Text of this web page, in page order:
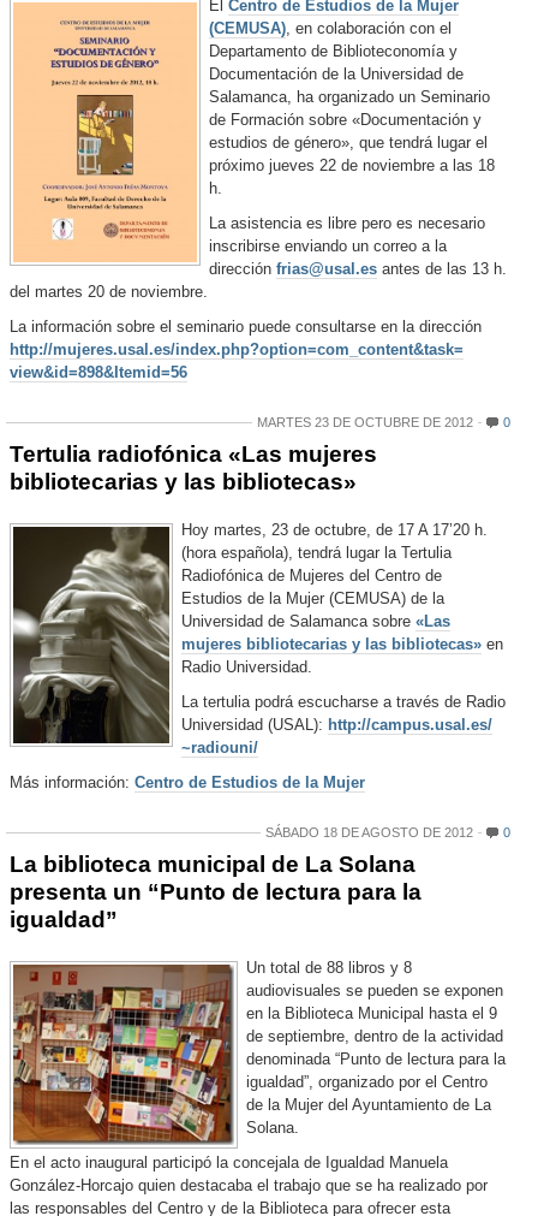
El Centro de Estudios de la Mujer
(CEMUSA), en colaboración con el
Departamento de Biblioteconomía y
Documentación de la Universidad de
Salamanca, ha organizado un Seminario
de Formación sobre «Documentación y
estudios de género», que tendrá lugar el
próximo jueves 22 de noviembre a las 18
h.
La asistencia es libre pero es necesario
inscribirse enviando un correo a la
dirección frias@usal.es antes de las 13 h.
del martes 20 de noviembre.
La información sobre el seminario puede consultarse en la dirección
http://mujeres.usal.es/index.php?option=com_content&task=
view&id=898&Itemid=56
MARTES 23 DE OCTUBRE DE 2012 0
Tertulia radiofónica «Las mujeres
bibliotecarias y las bibliotecas»
Hoy martes, 23 de octubre, de 17 A 17’20 h.
(hora española), tendrá lugar la Tertulia
Radiofónica de Mujeres del Centro de
Estudios de la Mujer (CEMUSA) de la
Universidad de Salamanca sobre «Las
mujeres bibliotecarias y las bibliotecas» en
Radio Universidad.
La tertulia podrá escucharse a través de Radio
Universidad (USAL): http://campus.usal.es/
~radiouni/
Más información: Centro de Estudios de la Mujer
SÁBADO 18 DE AGOSTO DE 2012 0
La biblioteca municipal de La Solana
presenta un “Punto de lectura para la
igualdad”
Un total de 88 libros y 8
audiovisuales se pueden se exponen
en la Biblioteca Municipal hasta el 9
de septiembre, dentro de la actividad
denominada “Punto de lectura para la
igualdad”, organizado por el Centro
de la Mujer del Ayuntamiento de La
Solana.
En el acto inaugural participó la concejala de Igualdad Manuela
González-Horcajo quien destacaba el trabajo que se ha realizado por
las responsables del Centro y de la Biblioteca para ofrecer esta